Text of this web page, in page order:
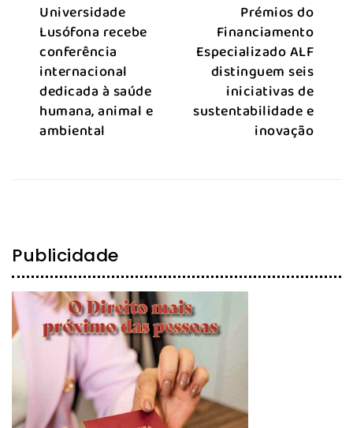
Universidade
Lusófona recebe
conferência
internacional
dedicada à saúde
humana, animal e
ambiental
Prémios do
Financiamento
Especializado ALF
distinguem seis
iniciativas de
sustentabilidade e
inovação
Publicidade